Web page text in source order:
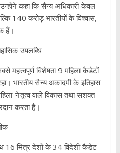
कहा कि सैन्य अधिकारी केवल
140 करोड़ भारतीयों के विश्वास,
हैं।
उपलब्धि
महत्वपूर्ण विशेषता 9 महिला कैडेटों
भारतीय सैन्य अकादमी के इतिहास
नेतृत्व वाले विकास तथा सशक्त
करता है।
16 मित्र देशों के 34 विदेशी कैडेट